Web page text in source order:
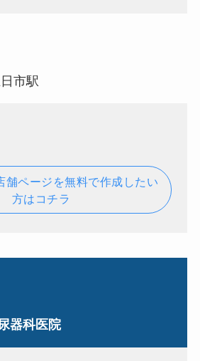
市駅
舗ページを無料で作成したい
方はコチラ
器科医院